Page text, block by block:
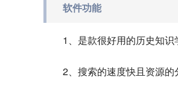
软件功能
1、是款很好用的历史知
2、搜索的速度快且资源的